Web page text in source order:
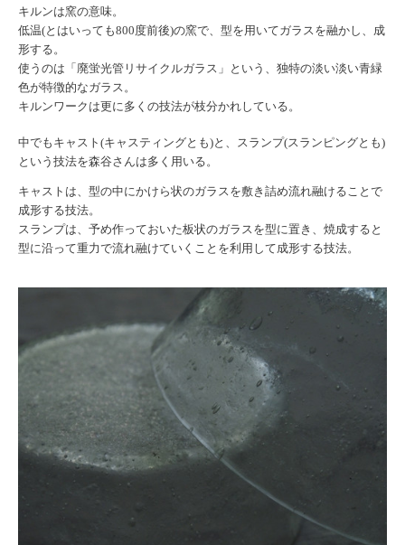
キルンは窯の意味。
低温(とはいっても800度前後)の窯で、型を用いてガラスを融かし、成
形する。
使うのは「廃蛍光管リサイクルガラス」という、独特の淡い淡い青緑
色が特徴的なガラス。
キルンワークは更に多くの技法が枝分かれしている。
中でもキャスト(キャスティングとも)と、スランプ(スランピングとも)
という技法を森谷さんは多く用いる。
キャストは、型の中にかけら状のガラスを敷き詰め流れ融けることで
成形する技法。
スランプは、予め作っておいた板状のガラスを型に置き、焼成すると
型に沿って重力で流れ融けていくことを利用して成形する技法。